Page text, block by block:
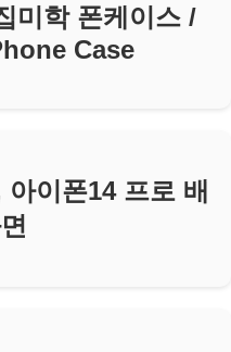
미학 폰케이스 /
Case
이폰14 프로 배